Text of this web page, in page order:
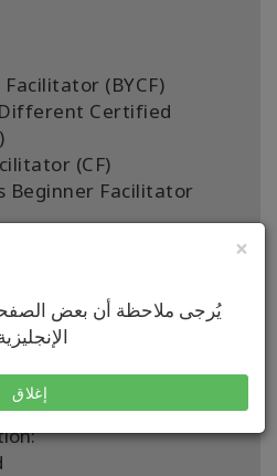
×
يُرجى ملاحظة أن بعض
إغلاق
(BYCF)
Certified
(CF)
Beginner Facilitator
Intermediate Facilitator
, Haute-Savoie